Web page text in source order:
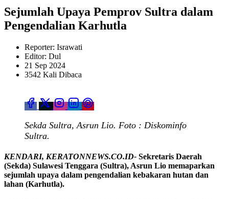
Sejumlah Upaya Pemprov Sultra dalam
Pengendalian Karhutla
Reporter: Israwati
Editor: Dul
21 Sep 2024
3542 Kali Dibaca
Sekda Sultra, Asrun Lio. Foto : Diskominfo
Sultra.
KENDARI, KERATONNEWS.CO.ID- Sekretaris Daerah
(Sekda) Sulawesi Tenggara (Sultra), Asrun Lio memaparkan
sejumlah upaya dalam pengendalian kebakaran hutan dan
lahan (Karhutla).